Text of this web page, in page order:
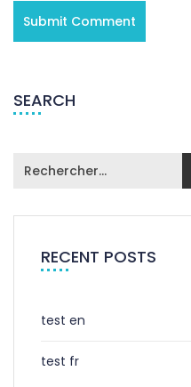
SEARCH
RECENT POSTS
test en
test fr